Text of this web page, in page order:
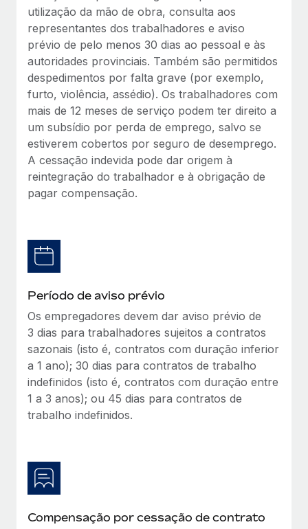
utilização da mão de obra, consulta aos
representantes dos trabalhadores e aviso
prévio de pelo menos 30 dias ao pessoal e às
autoridades provinciais. Também são permitidos
despedimentos por falta grave (por exemplo,
furto, violência, assédio). Os trabalhadores com
mais de 12 meses de serviço podem ter direito a
um subsídio por perda de emprego, salvo se
estiverem cobertos por seguro de desemprego.
A cessação indevida pode dar origem à
reintegração do trabalhador e à obrigação de
pagar compensação.
Período de aviso prévio
Os empregadores devem dar aviso prévio de
3 dias para trabalhadores sujeitos a contratos
sazonais (isto é, contratos com duração inferior
a 1 ano); 30 dias para contratos de trabalho
indefinidos (isto é, contratos com duração entre
1 a 3 anos); ou 45 dias para contratos de
trabalho indefinidos.
Compensação por cessação de contrato